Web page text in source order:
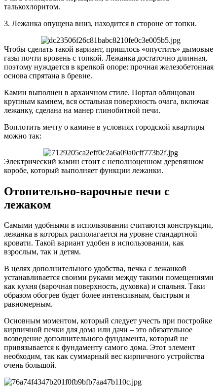
талькохлоритом.
3. Лежанка опущена вниз, находится в стороне от топки.
Чтобы сделать такой вариант, пришлось «опустить» дымовые
газы почти вровень с топкой. Лежанка достаточно длинная,
поэтому нуждается в крепкой опоре: прочная железобетонная
основа спрятана в бревне.
Камин выполнен в архаичном стиле. Портал облицован
крупным камнем, вся остальная поверхность очага, включая
лежанку, сделана на манер глинобитной печи.
Воплотить мечту о камине в условиях городской квартиры
можно так:
Электрический камин стоит с неполноценном деревянном
коробе, который выполняет функции лежанки.
Отопительно-варочные печи с
лежаком
Самыми удобными в использовании считаются конструкции,
лежанка в которых располагается на уровне стандартной
кровати. Такой вариант удобен в использовании, как
взрослым, так и детям.
В целях дополнительного удобства, печка с лежанкой
устанавливается своими руками между такими помещениями
как кухня (варочная поверхность, духовка) и спальня. Таки
образом обогрев будет более интенсивным, быстрым и
равномерным.
Основным моментом, который следует учесть при постройке
кирпичной печки для дома или дачи – это обязательное
возведение дополнительного фундамента, который не
привязывается к фундаменту самого дома. Этот элемент
необходим, так как суммарный вес кирпичного устройства
очень большой.